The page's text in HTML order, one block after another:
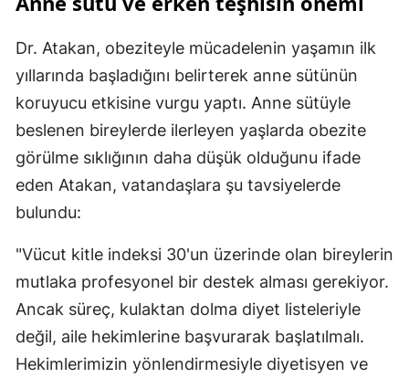
Dr. Atakan, obeziteyle mücadelenin yaşamın ilk
yıllarında başladığını belirterek anne sütünün
koruyucu etkisine vurgu yaptı. Anne sütüyle
beslenen bireylerde ilerleyen yaşlarda obezite
görülme sıklığının daha düşük olduğunu ifade
eden Atakan, vatandaşlara şu tavsiyelerde
bulundu:
"Vücut kitle indeksi 30'un üzerinde olan bireylerin
mutlaka profesyonel bir destek alması gerekiyor.
Ancak süreç, kulaktan dolma diyet listeleriyle
değil, aile hekimlerine başvurarak başlatılmalı.
Hekimlerimizin yönlendirmesiyle diyetisyen ve